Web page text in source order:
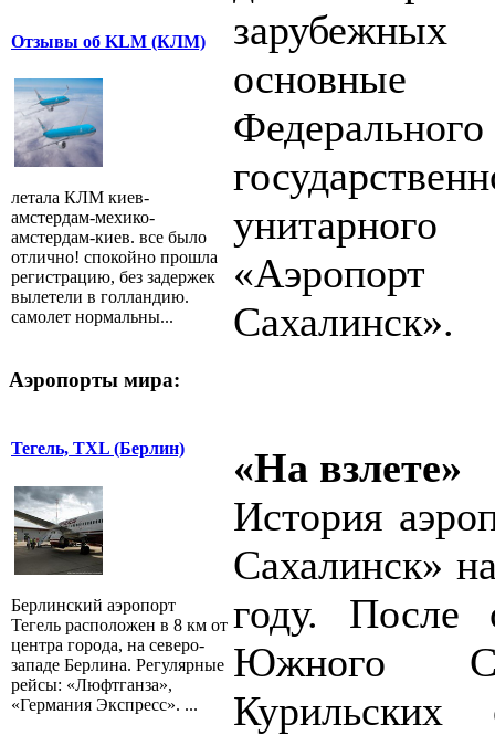
Отзывы об KLM (КЛМ)
летала КЛМ киев-
амстердам-мехико-
амстердам-киев. все было
отлично! спокойно прошла
регистрацию, без задержек
вылетели в голландию.
самолет нормальны...
Аэропорты мира:
Тегель, TXL (Берлин)
Берлинский аэропорт
Тегель расположен в 8 км от
центра города, на северо-
западе Берлина. Регулярные
рейсы: «Люфтганза»,
«Германия Экспресс». ...
Федерального
унитарного
Сахалинск».
«На взлете»
История
Сахалинск»
году. После
Южного
Курильских